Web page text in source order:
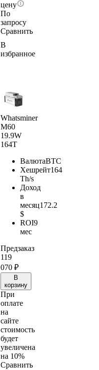
цену
По
запросу
Сравнить
В
избранное
Whatsminer
M60
19.9W
164T
ВалютаBTC
Хешрейт164
Th/s
Доход
в
месяц172.2
$
ROI9
мес
Предзаказ
119
070 ₽
В
корзину
При
оплате
на
сайте
стоимость
будет
увеличена
на 10%
Сравнить